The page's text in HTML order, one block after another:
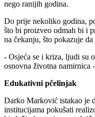
nego ranijih godina.
Do prije nekoliko godina,
što bi proizveo odmah bi i
na čekanju, što pokazuje
- Osjeća se i kriza, ljudi su
osnovna životna namirnica
Edukativni pčelinjak
Darko Marković istakao je
institucijama pokušati